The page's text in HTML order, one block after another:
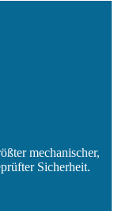
mechanischer,
Sicherheit.